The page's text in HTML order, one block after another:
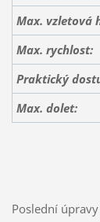
Max. vzletová
Max. rychlost:
Praktický
Max. dolet:
Poslední